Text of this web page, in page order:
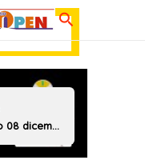
Cerca
Corvo Rosso 08 dicembre 2025